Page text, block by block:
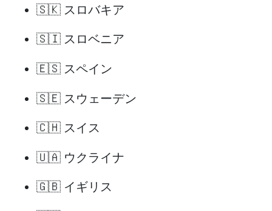
🇸🇰 スロバキア
🇸🇮 スロベニア
🇪🇸 スペイン
🇸🇪 スウェーデン
🇨🇭 スイス
🇺🇦 ウクライナ
🇬🇧 イギリス